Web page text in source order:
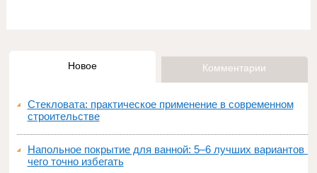
Новое Комментарии
Стекловата: практическое применение в современном
строительстве
Напольное покрытие для ванной: 5–6 лучших вариантов и
чего точно избегать